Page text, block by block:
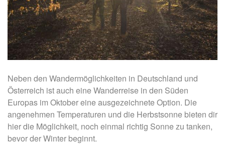
Neben den Wandermöglichkeiten in Deutschland und
Österreich ist auch eine Wanderreise in den Süden
Europas im Oktober eine ausgezeichnete Option. Die
angenehmen Temperaturen und die Herbstsonne bieten dir
hier die Möglichkeit, noch einmal richtig Sonne zu tanken,
bevor der Winter beginnt.